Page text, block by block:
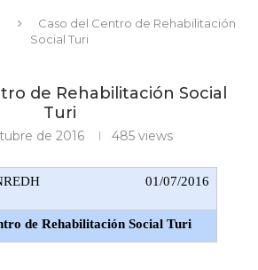
Caso del Centro de Rehabilitación
Social Turi
de Rehabilitación Social
Turi
de 2016 485 views
01/07/2016
de Rehabilitación Social Turi